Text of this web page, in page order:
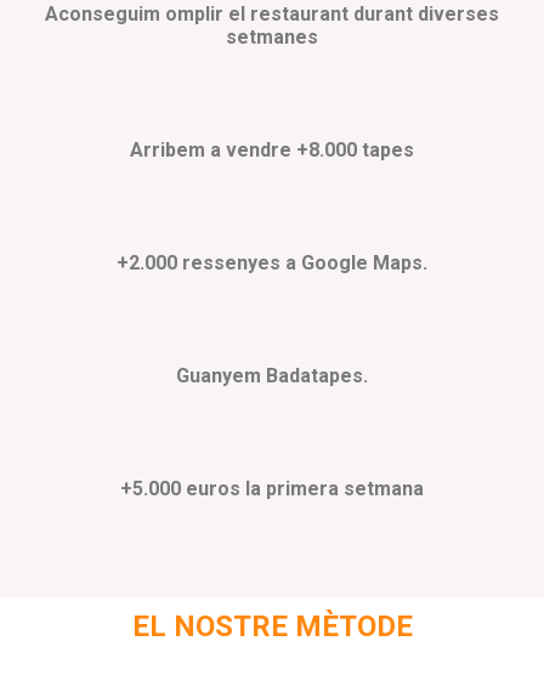
Aconseguim omplir el restaurant durant diverses
setmanes
Arribem a vendre +8.000 tapes
+2.000 ressenyes a Google Maps.
Guanyem Badatapes.
+5.000 euros la primera setmana
EL NOSTRE MÈTODE